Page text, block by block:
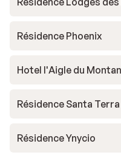
Résidence Phoenix
Hotel l'Aigle du
Résidence Santa Terra
Résidence Ynycio